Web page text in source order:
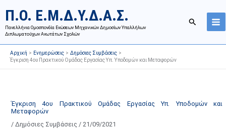
περιεχόμενο
Π.Ο. Ε.Μ.Δ.Υ.Δ.Α.Σ.
Πανελλήνια Ομοσπονδία Ενώσεων Μηχανικών Δημοσίων Υπαλλήλων
Διπλωματούχων Ανωτάτων Σχολών
Αναζήτηση
Αρχική Ενημερώσεις
Δημόσιες Συμβάσεις
Έγκριση 4ου Πρακτικού Ομάδας Εργασίας Υπ. Υποδομών και Μεταφορών
Έγκριση 4ου Πρακτικού Ομάδας Εργασίας Υπ. Υποδομών και
Μεταφορών
/ Δημόσιες Συμβάσεις / 21/09/2021
τ
ο
ρ
α
τ
η
γ
ε